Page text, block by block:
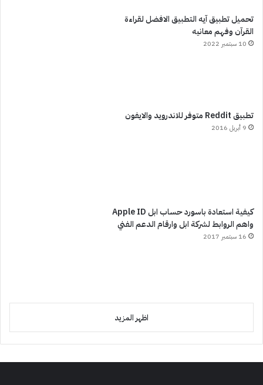
تحميل تطبيق آيه التطبيق الافضل لقراءة
القرآن وفهم معانيه
10 سبتمبر 2022
تطبيق Reddit متوفر للاندرويد والايفون
9 أبريل 2016
كيفية استعادة باسورد حساب ابل Apple ID
واهم الروابط لشركة ابل وارقام الدعم الفني
16 سبتمبر 2017
اظهر المزيد